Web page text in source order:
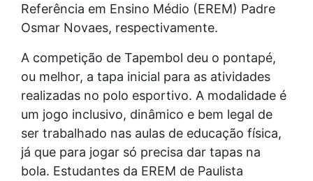
Referência em Ensino Médio (EREM) Padre
Osmar Novaes, respectivamente.
A competição de Tapembol deu o pontapé,
ou melhor, a tapa inicial para as atividades
realizadas no polo esportivo. A modalidade é
um jogo inclusivo, dinâmico e bem legal de
ser trabalhado nas aulas de educação física,
já que para jogar só precisa dar tapas na
bola. Estudantes da EREM de Paulista